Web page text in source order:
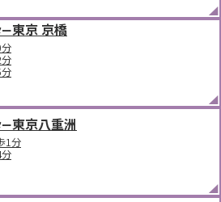
東京 京橋
分
分
分
東京八重洲
1分
分